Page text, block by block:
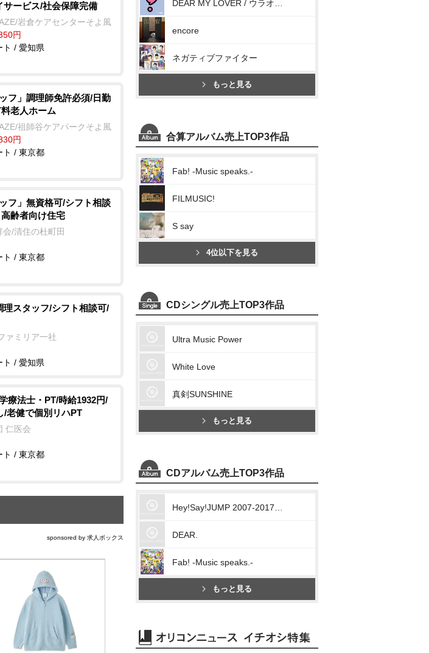
サービス/社会保障完備
岩倉ケアセンターそよ風
円
ト / 愛知県
フ」調理師免許必須/日勤
老人ホーム
祖師谷ケアパークそよ風
円
ト / 東京都
フ」無資格可/シフト相談
齢者向け住宅
/清住の杜町田
ト / 東京都
理スタッフ/シフト相談可/
ァミリア一社
ト / 愛知県
療法士・PT/時給1932円/
/老健で個別リハPT
仁医会
ト / 東京都
sponsored by 求人ボックス
encore
ネガティブファイター
もっと見る
合算アルバム売上TOP3作品
Fab! -Music speaks.-
FILMUSIC!
S say
4位以下を見る
CDシングル売上TOP3作品
Ultra Music Power
White Love
真剣SUNSHINE
もっと見る
CDアルバム売上TOP3作品
DEAR.
Fab! -Music speaks.-
もっと見る